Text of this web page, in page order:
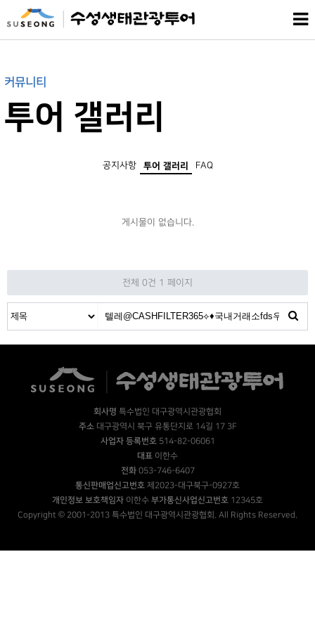
커뮤니티
투어 갤러리
공지사항 투어 갤러리 FAQ
게시물이 없습니다.
전체 0건 1 페이지
회사명 특수법인 대구광역시관광협회
주소대구광역시 북구 유통단지로 14길 17 3F
사업자 등록번호514-82-06061
대표 이한수
전화053-746-6407
통신판매업신고번호 제2023-대구북구-0927호
개인정보 보호책임자 이한수 부가통신사업신고번호 12345호
Copyright © 2001-2013 특수법인 대구광역시관광협회. All Rights Reserved.